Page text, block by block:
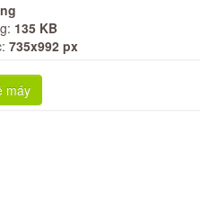
135 KB
735x992 px
máy